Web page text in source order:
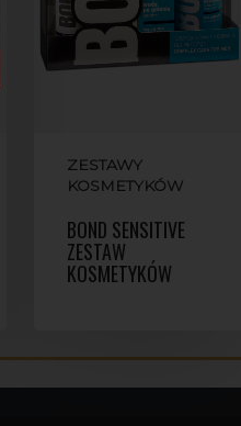
ZESTAWY
KOSMETYKÓW
BOND SENSITIVE
ZESTAW
KOSMETYKÓW